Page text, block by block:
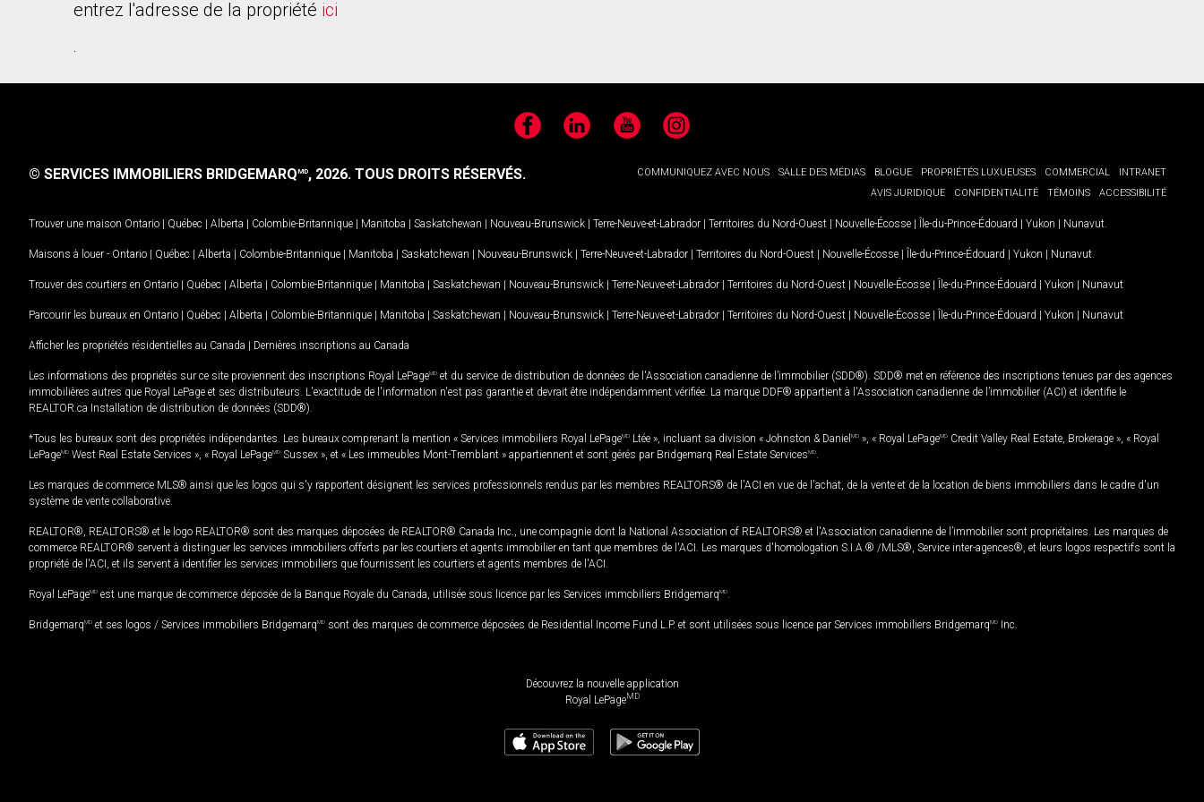
entrez l'adresse de la propriété ici
.
FacebookLinkedIn YouTubeInstagram
COMMUNIQUEZ AVEC NOUS SALLE DES MÉDIAS BLOGUE PROPRIÉTÉS LUXUEUSES COMMERCIAL
INTRANET
AVIS JURIDIQUE
CONFIDENTIALITÉ TÉMOINS ACCESSIBILITÉ
© SERVICES IMMOBILIERS BRIDGEMARQMD, 2026. TOUS DROITS RÉSERVÉS.
Trouver une maison Ontario | Québec | Alberta | Colombie-Britannique | Manitoba | Saskatchewan | Nouveau-Brunswick | Terre-Neuve-et-Labrador | Territoires du Nord-Ouest | Nouvelle-Écosse | Île-du-Prince-Édouard | Yukon | Nunavut
Maisons à louer - Ontario | Québec | Alberta | Colombie-Britannique | Manitoba | Saskatchewan | Nouveau-Brunswick | Terre-Neuve-et-Labrador | Territoires du Nord-Ouest | Nouvelle-Écosse | Île-du-Prince-Édouard | Yukon | Nunavut
Trouver des courtiers en Ontario | Québec | Alberta | Colombie-Britannique | Manitoba | Saskatchewan | Nouveau-Brunswick | Terre-Neuve-et-Labrador | Territoires du Nord-Ouest | Nouvelle-Écosse | Île-du-Prince-Édouard | Yukon | Nunavut
Parcourir les bureaux en Ontario | Québec | Alberta | Colombie-Britannique | Manitoba | Saskatchewan | Nouveau-Brunswick | Terre-Neuve-et-Labrador | Territoires du Nord-Ouest | Nouvelle-Écosse | Île-du-Prince-Édouard | Yukon | Nunavut
Afficher les propriétés résidentielles au Canada | Dernières inscriptions au Canada
Les informations des propriétés sur ce site proviennent des inscriptions Royal LePageMD et du service de distribution de données de l'Association canadienne de l’immobilier (SDD®). SDD® met en référence des inscriptions tenues par des agences
immobilières autres que Royal LePage et ses distributeurs. L'exactitude de l'information n'est pas garantie et devrait être indépendamment vérifiée. La marque DDF® appartient à l'Association canadienne de l’immobilier (ACI) et identifie le
REALTOR.ca Installation de distribution de données (SDD®).
*Tous les bureaux sont des propriétés indépendantes. Les bureaux comprenant la mention « Services immobiliers Royal LePageMD Ltée », incluant sa division « Johnston & Daniel MD », « Royal LePageMD Credit Valley Real Estate, Brokerage », « Royal
LePageMD West Real Estate Services », « Royal LePageMD Sussex », et « Les immeubles Mont-Tremblant » appartiennent et sont gérés par Bridgemarq Real Estate ServicesMD
Les marques de commerce MLS® ainsi que les logos qui s'y rapportent désignent les services professionnels rendus par les membres REALTORS® de l'ACI en vue de l'achat, de la vente et de la location de biens immobiliers dans le cadre d'un
système de vente collaborative.
REALTOR®, REALTORS® et le logo REALTOR® sont des marques déposées de REALTOR® Canada Inc., une compagnie dont la National Association of REALTORS® et l'Association canadienne de l’immobilier sont propriétaires. Les marques de
commerce REALTOR® servent à distinguer les services immobiliers offerts par les courtiers et agents immobilier en tant que membres de l'ACI. Les marques d'homologation S.I.A.® /MLS®, Service inter-agences®, et leurs logos respectifs sont la
propriété de l'ACI, et ils servent à identifier les services immobiliers que fournissent les courtiers et agents membres de l'ACI.
Royal LePageMD est une marque de commerce déposée de la Banque Royale du Canada, utilisée sous licence par les Services immobiliers BridgemarqMD
BridgemarqMD et ses logos / Services immobiliers BridgemarqMD sont des marques de commerce déposées de Residential Income Fund L.P. et sont utilisées sous licence par Services immobiliers BridgemarqMD Inc.
Découvrez la nouvelle application
Royal LePageMD